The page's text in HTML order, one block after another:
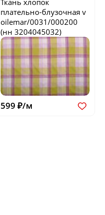
Ткань хлопок
плательно-блузочнаяv
oilemar/0031/000200
(нн 3204045032)
599 ₽/м